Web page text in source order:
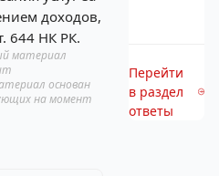
доходов,
644 НК РК.
материал
основан
на момент
Перейти
в раздел
ответы